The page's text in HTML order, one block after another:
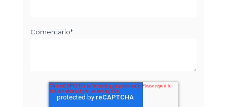
Comentario*